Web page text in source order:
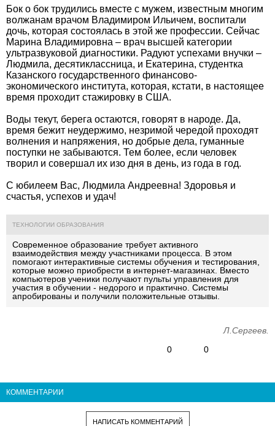
Бок о бок трудились вместе с мужем, известным многим
волжанам врачом Владимиром Ильичем, воспитали
дочь, которая состоялась в этой же профессии. Сейчас
Марина Владимировна – врач высшей категории
ультразвуковой диагностики. Радуют успехами внучки –
Людмила, десятиклассница, и Екатерина, студентка
Казанского государственного финансово-
экономического института, которая, кстати, в настоящее
время проходит стажировку в США.
Воды текут, берега остаются, говорят в народе. Да,
время бежит неудержимо, незримой чередой проходят
волнения и напряжения, но добрые дела, гуманные
поступки не забываются. Тем более, если человек
творил и совершал их изо дня в день, из года в год.
С юбилеем Вас, Людмила Андреевна! Здоровья и
счастья, успехов и удач!
ТЕХНОЛОГИИ ОБРАЗОВАНИЯ
Современное образование требует активного
взаимодействия между участниками процесса. В этом
помогают интерактивные системы обучения и тестирования
которые можно приобрести в интернет-магазинах . Вместо
компьютеров ученики получают пульты управления для
участия в обучении - недорого и практично. Системы
апробированы и получили положительные отзывы.
Л.Сергеев.
0
0
КОММЕНТАРИИ
НАПИСАТЬ КОММЕНТАРИЙ